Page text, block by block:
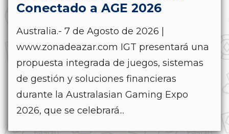
Conectado a AGE 2026
Australia.- 7 de Agosto de 2026 |
www.zonadeazar.com IGT presentará una
propuesta integrada de juegos, sistemas
de gestión y soluciones financieras
durante la Australasian Gaming Expo
2026, que se celebrará...